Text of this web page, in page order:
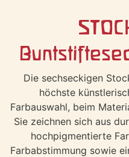
Buntstifte
Die sechseckigen
höchste
Farbauswahl, beim
Sie zeichnen sich aus
hochpigmentierte
Farbabstimmung sowie